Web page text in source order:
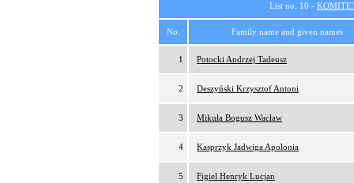
List no. 10 -
No. Family name and given names
1 Potocki Andrzej Tadeusz
2 Deszyński Krzysztof Antoni
3 Mikuła Bogusz Wacław
4 Kasprzyk Jadwiga Apolonia
5 Figiel Henryk Lucjan